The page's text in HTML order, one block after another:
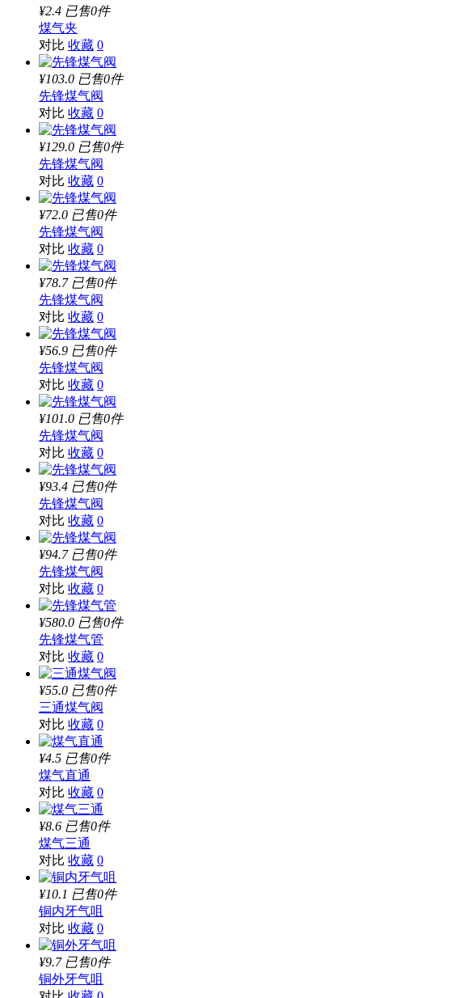
¥2.4 已售0件
煤气夹
对比 收藏 0
¥103.0 已售0件
先锋煤气阀
对比 收藏 0
¥129.0 已售0件
先锋煤气阀
对比 收藏 0
¥72.0 已售0件
先锋煤气阀
对比 收藏 0
¥78.7 已售0件
先锋煤气阀
对比 收藏 0
¥56.9 已售0件
先锋煤气阀
对比 收藏 0
¥101.0 已售0件
先锋煤气阀
对比 收藏 0
¥93.4 已售0件
先锋煤气阀
对比 收藏 0
¥94.7 已售0件
先锋煤气阀
对比 收藏 0
¥580.0 已售0件
先锋煤气管
对比 收藏 0
¥55.0 已售0件
三通煤气阀
对比 收藏 0
¥4.5 已售0件
煤气直通
对比 收藏 0
¥8.6 已售0件
煤气三通
对比 收藏 0
¥10.1 已售0件
铜内牙气咀
对比 收藏 0
¥9.7 已售0件
铜外牙气咀